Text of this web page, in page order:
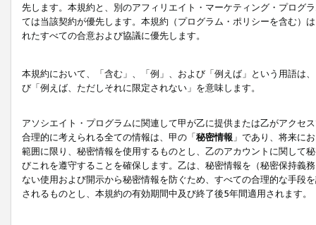
先します。本規約と、別のアフィリエイト・マーケティング・プログ
ては当該契約が優先します。本規約（プログラム・ポリシーを含む）
れたすべての合意および協議に優先します。
本規約において、「含む」、「例」、および「例えば」という用語は
び「例えば、ただしそれに限定されない」を意味します。
アソシエイト・プログラムに関連して甲が乙に提供または乙がアクセ
合理的に考えられる全ての情報は、甲の「秘密情報 」であり、将来に
範囲に限り、秘密情報を使用するものとし、乙のアカウントに関して
びこれを遵守することを確保します。乙は、秘密情報を（秘密保持義
ない使用および開示から秘密情報を防ぐため、すべての合理的な手段
されるものとし、本規約の有効期間中及び終了後5年間適用されます。